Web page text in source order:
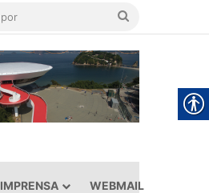
IMPRENSA WEBMAIL